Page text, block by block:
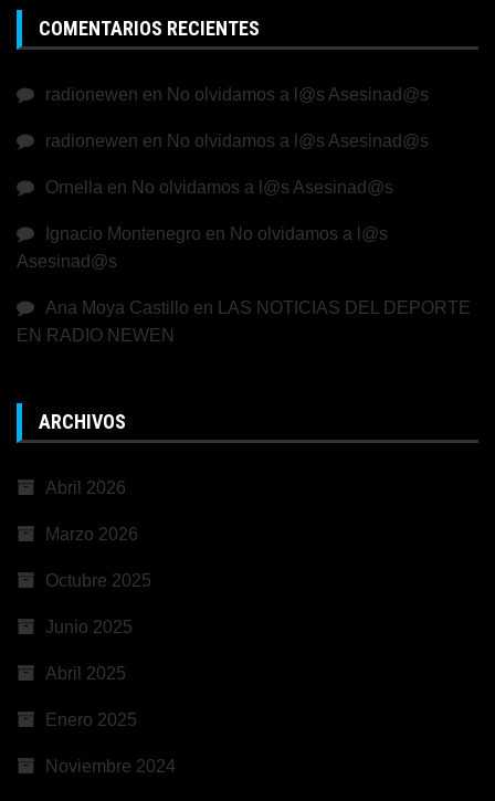
COMENTARIOS RECIENTES
radionewen en No olvidamos a l@s Asesinad@s
radionewen en No olvidamos a l@s Asesinad@s
Ornella en No olvidamos a l@s Asesinad@s
Ignacio Montenegro en No olvidamos a l@s
Asesinad@s
Ana Moya Castillo en
LAS NOTICIAS DEL DEPORTE
EN RADIO NEWEN
ARCHIVOS
Abril 2026
Marzo 2026
Octubre 2025
Junio 2025
Abril 2025
Enero 2025
Noviembre 2024